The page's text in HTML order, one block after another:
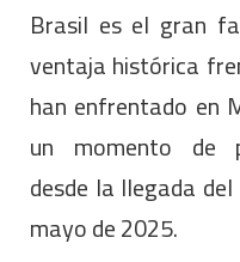
Brasil es el gran
ventaja histórica
han enfrentado en
un momento de
desde la llegada
mayo de 2025.